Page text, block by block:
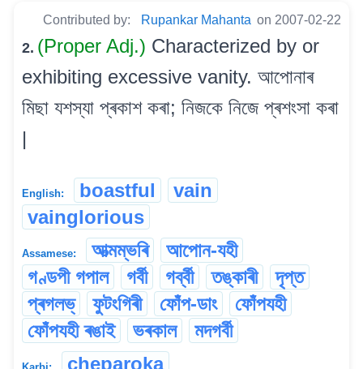
Contributed by: Rupankar Mahanta on 2007-02-22
2. (Proper Adj.) Characterized by or
exhibiting excessive vanity. আপোনাৰ
মিছা যশস্যা প্ৰকাশ কৰা; নিজকে নিজে প্ৰশংসা কৰা
|
English: boastful
vain
vainglorious
Assamese: আত্মম্ভৰি
আপোন-যহী
গণ্ডপী গপাল
গৰ্বী গৰ্ব্বী তঙ্কাৰী
দৃপ্ত
প্ৰগলভ্‌
ফুটংগিৰী ফোঁপ-ডাং
ফোঁপযহী
ফোঁপযহী ৰঙাই
ভৰকাল মদগৰ্বী
cheparoka